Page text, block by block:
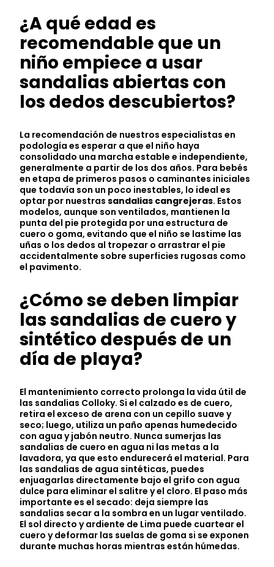
¿A qué edad es
recomendable que un
niño empiece a usar
sandalias abiertas con
los dedos descubiertos?
La recomendación de nuestros especialistas en
podología es esperar a que el niño haya
consolidado una marcha estable e independiente,
generalmente a partir de los dos años. Para bebés
en etapa de primeros pasos o caminantes iniciales
que todavía son un poco inestables, lo ideal es
optar por nuestras sandalias cangrejeras. Estos
modelos, aunque son ventilados, mantienen la
punta del pie protegida por una estructura de
cuero o goma, evitando que el niño se lastime las
uñas o los dedos al tropezar o arrastrar el pie
accidentalmente sobre superficies rugosas como
el pavimento.
¿Cómo se deben limpiar
las sandalias de cuero y
sintético después de un
día de playa?
El mantenimiento correcto prolonga la vida útil de
las sandalias Colloky. Si el calzado es de cuero,
retira el exceso de arena con un cepillo suave y
seco; luego, utiliza un paño apenas humedecido
con agua y jabón neutro. Nunca sumerjas las
sandalias de cuero en agua ni las metas a la
lavadora, ya que esto endurecerá el material. Para
las sandalias de agua sintéticas, puedes
enjuagarlas directamente bajo el grifo con agua
dulce para eliminar el salitre y el cloro. El paso más
importante es el secado: deja siempre las
sandalias secar a la sombra en un lugar ventilado.
El sol directo y ardiente de Lima puede cuartear el
cuero y deformar las suelas de goma si se exponen
durante muchas horas mientras están húmedas.